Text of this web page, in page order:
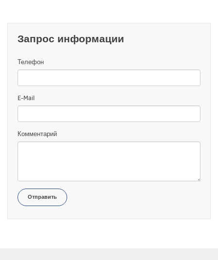
Запрос информации
Телефон
E-Mail
Комментарий
Отправить